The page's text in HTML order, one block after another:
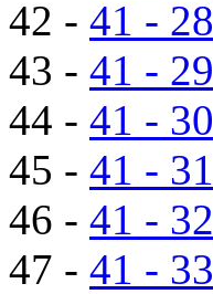
42 - 41 - 28
43 - 41 - 29
44 - 41 - 30
45 - 41 - 31
46 - 41 - 32
47 - 41 - 33